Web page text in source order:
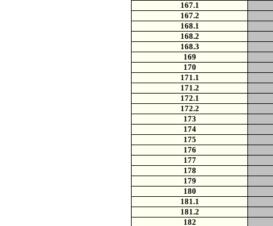
167.1
167.2
168.1
168.2
168.3
169
170
171.1
171.2
172.1
172.2
173
174
175
176
177
178
179
180
181.1
181.2
182